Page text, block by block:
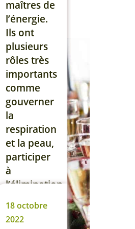
panique
! Grâce à la
diététique
chinoise, il
est tout à
fait
possible
d’équilibrer
vos repas
de fêtes
de fin
d’année,
même si
vous êtes
que […]
maîtres de
l’énergie.
Ils ont
plusieurs
rôles très
importants
comme
gouverner
la
respiration
et la peau,
participer
à
l’élimination
et contribuer
à
18 octobre
2022